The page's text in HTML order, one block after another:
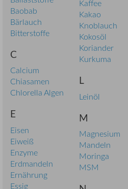
Baobab
Bärlauch
Bitterstoffe
C
Calcium
Chiasamen
Chlorella Algen
E
Eisen
Eiweiß
Enzyme
Erdmandeln
Ernährung
Essig
Kaffee
Kakao
Knoblauch
Kokosöl
Koriander
Kurkuma
L
Leinöl
M
Magnesium
Mandeln
Moringa
MSM